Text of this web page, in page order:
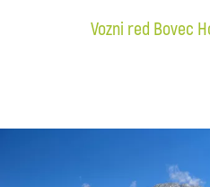
Vozni red Bovec